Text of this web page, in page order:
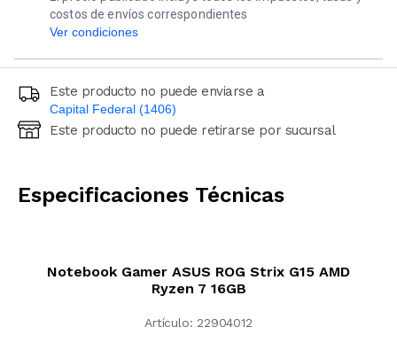
costos de envíos correspondientes
Ver condiciones
Este producto no puede enviarse a
Capital Federal (1406)
Ingresá código postal (sólo números)
Este producto no puede retirarse por sucursal
Especificaciones Técnicas
Notebook Gamer ASUS ROG Strix G15 AMD
Ryzen 7 16GB
Artículo: 22904012